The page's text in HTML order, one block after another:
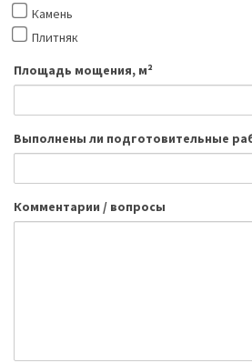
Камень
Плитняк
Площадь мощения, м²
Выполнены ли подготовительные
Комментарии / вопросы